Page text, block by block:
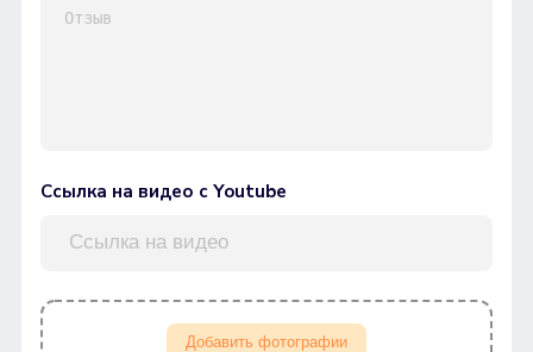
Ссылка на видео с Youtube
Добавить фотографии